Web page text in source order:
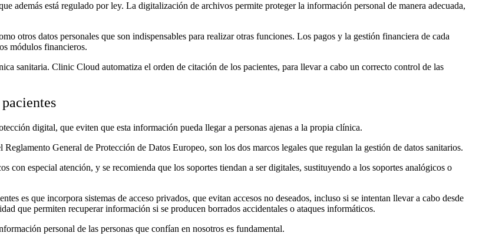
además está regulado por ley. La digitalización de archivos permite proteger la información personal de manera adecuada,
otros datos personales que son indispensables para realizar otras funciones. Los pagos y la gestión financiera de cada
módulos financieros.
sanitaria. Clinic Cloud automatiza el orden de citación de los pacientes, para llevar a cabo un correcto control de las
digital, que eviten que esta información pueda llegar a personas ajenas a la propia clínica.
General de Protección de Datos Europeo, son los dos marcos legales que regulan la gestión de datos sanitarios.
con especial atención, y se recomienda que los soportes tiendan a ser digitales, sustituyendo a los soportes analógicos o
es que incorpora sistemas de acceso privados, que evitan accesos no deseados, incluso si se intentan llevar a cabo desde
que permiten recuperar información si se producen borrados accidentales o ataques informáticos.
personal de las personas que confían en nosotros es fundamental.